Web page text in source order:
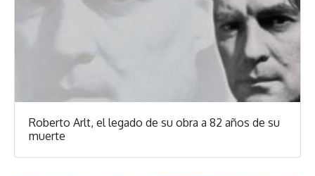
Roberto Arlt, el legado de su obra a 82 años de su
muerte